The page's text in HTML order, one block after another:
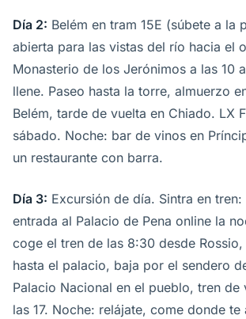
Día 2: Belém en tram 15E (súbete a la
abierta para las vistas del río hacia el
Monasterio de los Jerónimos a las 10
llene. Paseo hasta la torre, almuerzo
Belém, tarde de vuelta en Chiado. LX
sábado. Noche: bar de vinos en
un restaurante con barra.
Día 3: Excursión de día. Sintra en
entrada al Palacio de Pena online la
coge el tren de las 8:30 desde
hasta el palacio, baja por el sendero
Palacio Nacional en el pueblo, tren de
las 17. Noche: relájate, come donde te